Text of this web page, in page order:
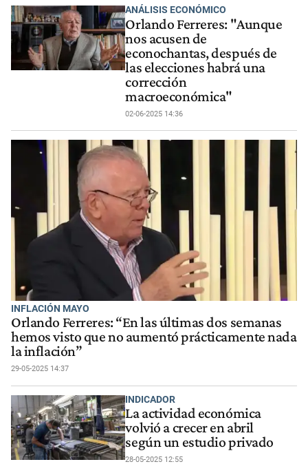
ANÁLISIS ECONÓMICO
Orlando Ferreres: "Aunque
nos acusen de
econochantas, después de
las elecciones habrá una
corrección
macroeconómica"
02-06-2025 14:36
INFLACIÓN MAYO
Orlando Ferreres: “En las últimas dos semanas
hemos visto que no aumentó prácticamente nada
la inflación”
29-05-2025 14:37
INDICADOR
La actividad económica
volvió a crecer en abril
según un estudio privado
28-05-2025 12:55